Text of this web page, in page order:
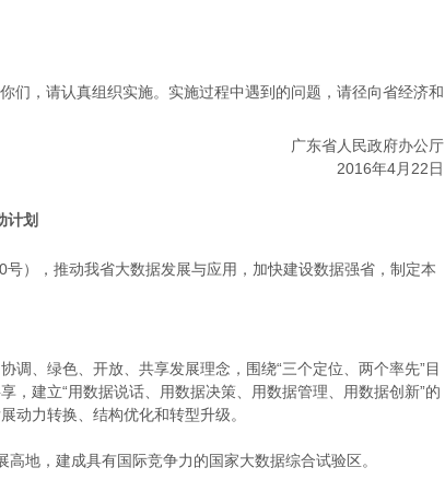
们，请认真组织实施。实施过程中遇到的问题，请径向省经济和
广东省人民政府办公厅
2016年4月22日
计划
），推动我省大数据发展与应用，加快建设数据强省，制定本
、绿色、开放、共享发展理念，围绕“三个定位、两个率先”目
建立“用数据说话、用数据决策、用数据管理、用数据创新”的
动力转换、结构优化和转型升级。
地，建成具有国际竞争力的国家大数据综合试验区。